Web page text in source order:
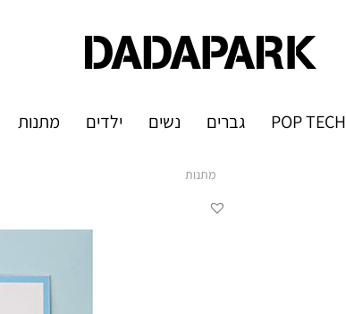
POP TECH גברים נשים ילדים מתנות
מתנות